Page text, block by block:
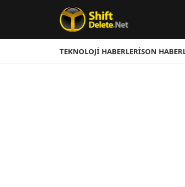
TEKNOLOJI HABERLERISON